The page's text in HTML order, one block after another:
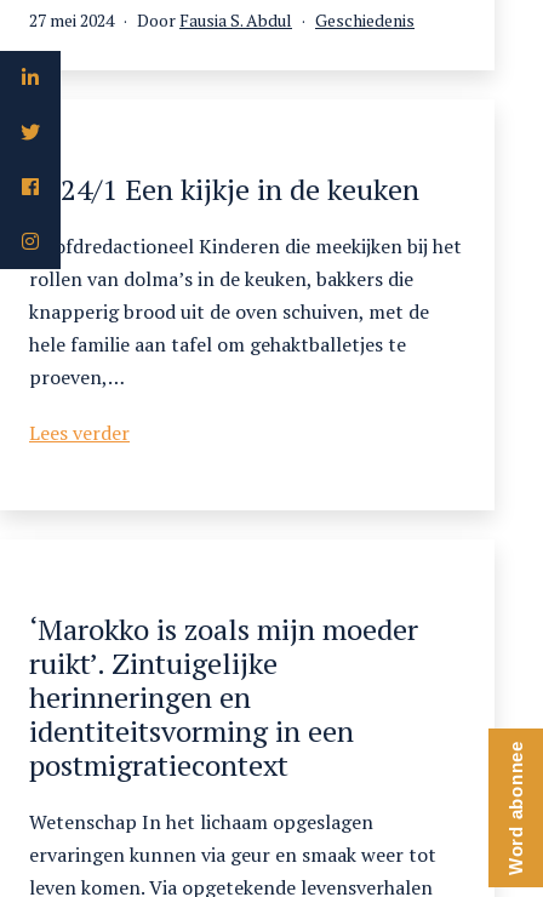
reis
de
Cariben
(en
terug)
Gepubliceerd
op
27 mei 2024 DoorFausia S. Abdul
Gecategoriseerd
Geschiedenis
2024/1 Een kijkje in de keuken
Hoofdredactioneel Kinderen die meekijken bij het
rollen van dolma’s in de keuken, bakkers die
knapperig brood uit de oven schuiven, met de
hele familie aan tafel om gehaktballetjes te
proeven,…
Lees verder2024/1
‘Marokko is zoals mijn moeder
ruikt’. Zintuigelijke
herinneringen en
identiteitsvorming in een
postmigratiecontext
Wetenschap In het lichaam opgeslagen
ervaringen kunnen via geur en smaak weer tot
leven komen. Via opgetekende levensverhalen
Word abonnee